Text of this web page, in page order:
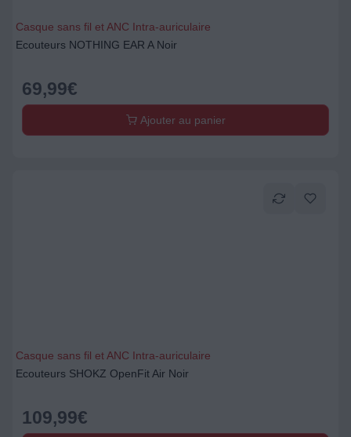
Casque sans fil et ANC Intra-auriculaire
Ecouteurs NOTHING EAR A Noir
69,99€
Ajouter au panier
Casque sans fil et ANC Intra-auriculaire
Ecouteurs SHOKZ OpenFit Air Noir
109,99€